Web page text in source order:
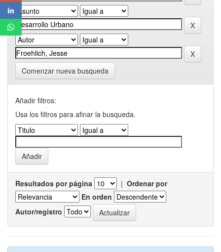
Comenzar nueva busqueda
Añadir filtros:
Usa los filtros para afinar la busqueda.
Resultados por página | Ordenar por
En orden
Autor/registro